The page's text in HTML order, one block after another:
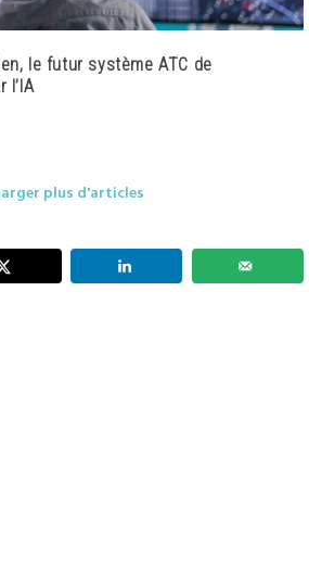
le futur système ATC de
l’IA
plus d'articles